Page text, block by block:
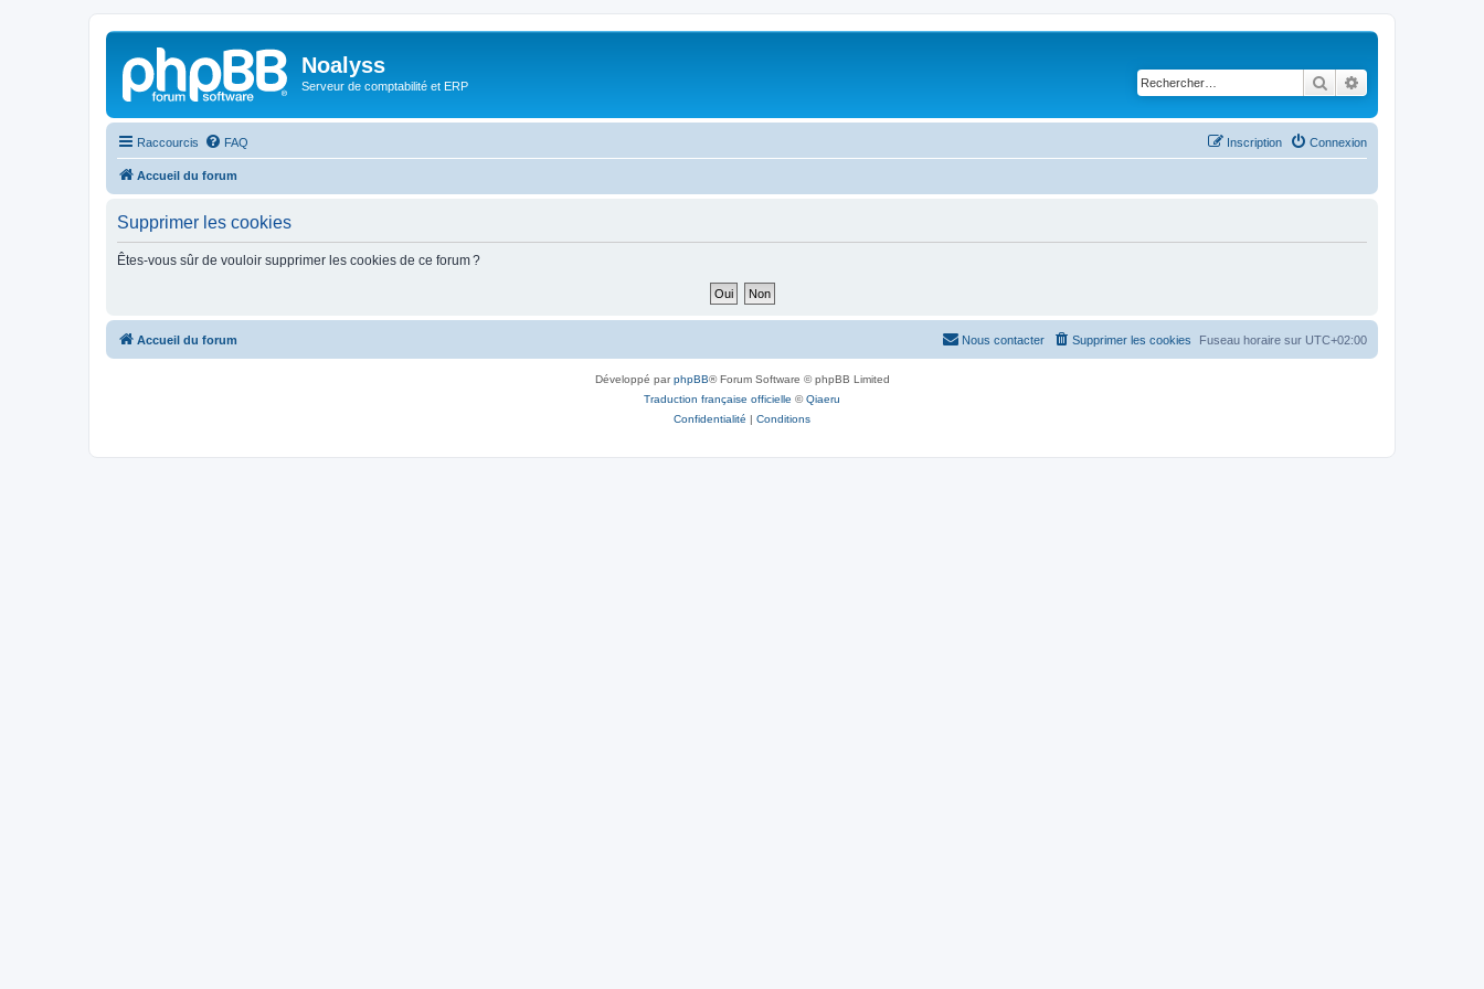
Noalyss
Serveur de comptabilité et ERP Rechercher
Raccourcis FAQ Connexion
Inscription
Accueil du forum
Supprimer les cookies
Êtes-vous sûr de vouloir supprimer les cookies de ce forum ?
Accueil du forum Fuseau horaire sur UTC+02:00
Supprimer les cookies
Nous contacter
Développé parphpBB® Forum Software © phpBB Limited
Traduction française officielle ©Qiaeru
Confidentialité | Conditions